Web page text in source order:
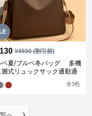
¥4590(割引前)
ベ夏/ブルベ冬バッグ 多機
層式リュックサック通勤通
全3色